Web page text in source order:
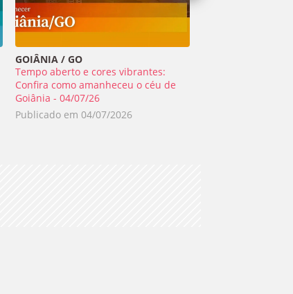
GOIÂNIA / GO
Tempo aberto e cores vibrantes:
Confira como amanheceu o céu de
Goiânia - 04/07/26
Publicado em 04/07/2026